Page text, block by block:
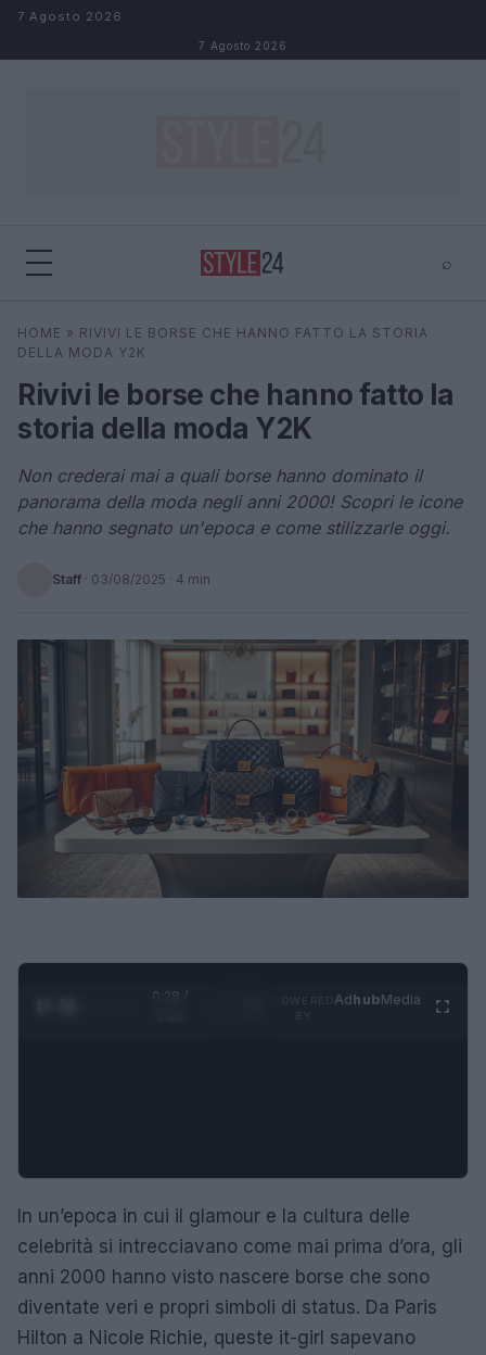
Salta al contenuto
7 Agosto 2026
7 Agosto 2026
⌕
Cerca ⌕
HOME » RIVIVI LE BORSE CHE HANNO FATTO LA STORIA
DELLA MODA Y2K
Rivivi le borse che hanno fatto la
storia della moda Y2K
Non crederai mai a quali borse hanno dominato il
panorama della moda negli anni 2000! Scopri le icone
che hanno segnato un'epoca e come stilizzarle oggi.
Staff · 03/08/2025 · 4 min
0:29 /
AdhubMedia
In un’epoca in cui il glamour e la cultura delle
celebrità si intrecciavano come mai prima d’ora, gli
anni 2000 hanno visto nascere borse che sono
diventate veri e propri simboli di status. Da Paris
Hilton a Nicole Richie, queste it-girl sapevano